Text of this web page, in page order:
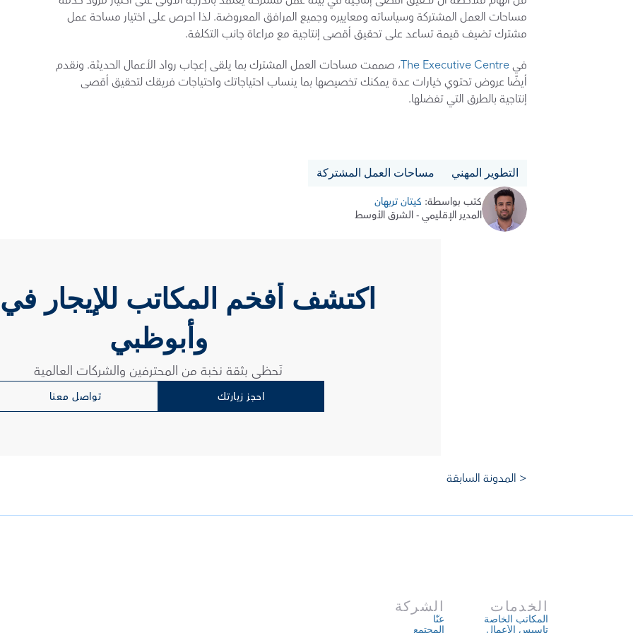
مشترك تضيف قيمة تساعد على تحقيق أقصى إنتاجية مع مراعاة جانب التكلفة.
في The Executive Centre
إنتاجية بالطرق التي تفضلها.
مساحات العمل المشتركة التطوير المهني
كيتان تريهان كتب بواسطة:
المدير الإقليمي - الشرق الأوسط
وأبوظبي
نَحظى بثقة نخبة من المحترفين والشركات العالمية
تواصل معنا احجز زيارتك
< المدونة السابقة
الشركة
عنّا
المجتمع
الخدمات
المكاتب الخاصة
تأسيس الأعمال